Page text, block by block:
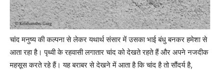
चांद मनुष्य की कल्पना से लेकर यथार्थ संसार में उसका भाई बंधु बनकर हमेशा से
आता रहा है। पृथ्वी के रहवासी लगातार चांद को देखते रहते हैं और अपने नजदीक
महसूस करते रहे हैं। यह बराबर से देखने में आता है कि चांद है तो सौंदर्य है,